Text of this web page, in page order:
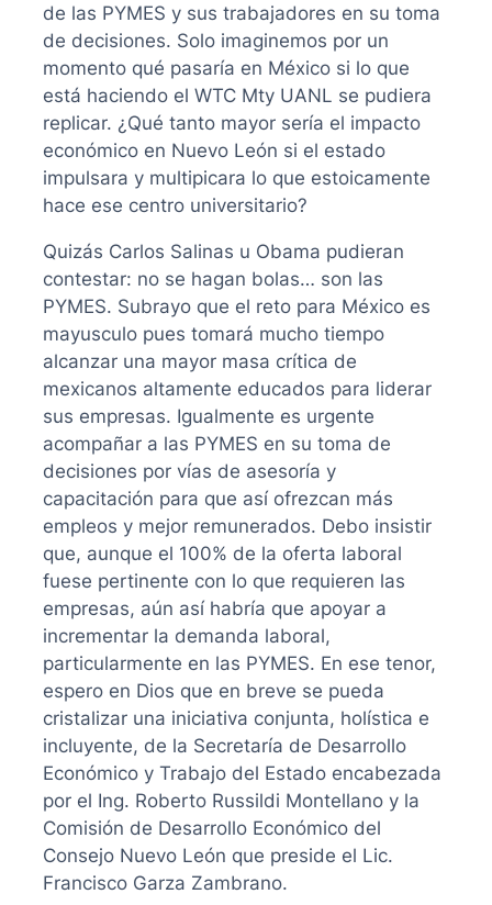
de las PYMES y sus trabajadores en su toma
de decisiones. Solo imaginemos por un
momento qué pasaría en México si lo que
está haciendo el WTC Mty UANL se pudiera
replicar. ¿Qué tanto mayor sería el impacto
económico en Nuevo León si el estado
impulsara y multipicara lo que estoicamente
hace ese centro universitario?
Quizás Carlos Salinas u Obama pudieran
contestar: no se hagan bolas… son las
PYMES. Subrayo que el reto para México es
mayusculo pues tomará mucho tiempo
alcanzar una mayor masa crítica de
mexicanos altamente educados para liderar
sus empresas. Igualmente es urgente
acompañar a las PYMES en su toma de
decisiones por vías de asesoría y
capacitación para que así ofrezcan más
empleos y mejor remunerados. Debo insistir
que, aunque el 100% de la oferta laboral
fuese pertinente con lo que requieren las
empresas, aún así habría que apoyar a
incrementar la demanda laboral,
particularmente en las PYMES. En ese tenor,
espero en Dios que en breve se pueda
cristalizar una iniciativa conjunta, holística e
incluyente, de la Secretaría de Desarrollo
Económico y Trabajo del Estado encabezada
por el Ing. Roberto Russildi Montellano y la
Comisión de Desarrollo Económico del
Consejo Nuevo León que preside el Lic.
Francisco Garza Zambrano.